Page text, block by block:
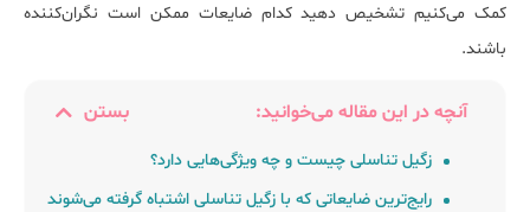
کمک می‌کنیم تشخیص دهید کدام ضایعات ممکن است نگران‌کننده
باشند.
آنچه در این مقاله می‌خوانید: بستن
زگیل تناسلی چیست و چه ویژگی‌هایی دارد؟
رایج‌ترین ضایعاتی که با زگیل تناسلی اشتباه گرفته می‌شوند